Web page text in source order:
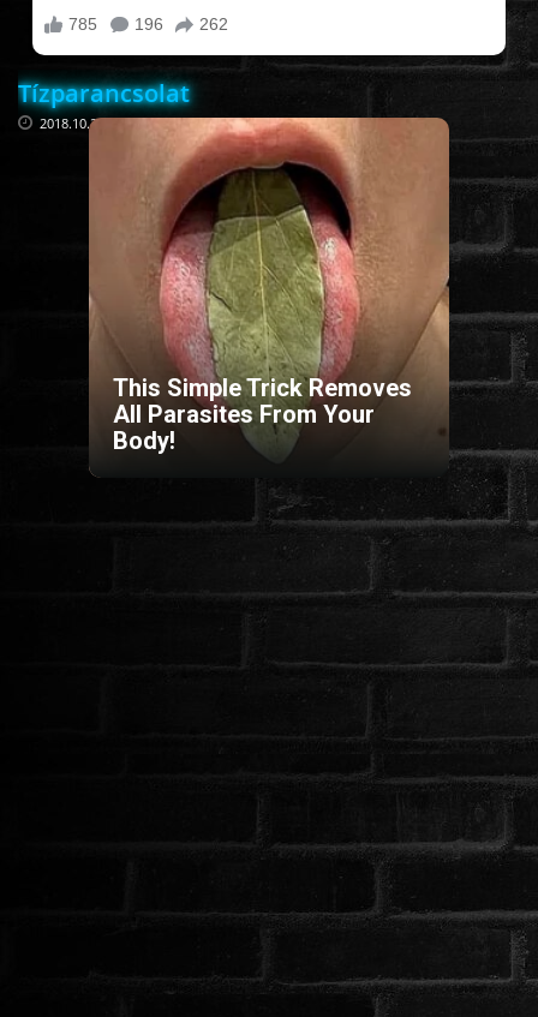
FILMEK (2025-ÖS)
FILMEK (2024-ES)
FILMEK (2023-AS)
FILMEK (2022-ES)
FELIRATOS FILMEK
Tízparancsolat
2018.10.27
This Simple Trick Removes
All Parasites From Your
Body!